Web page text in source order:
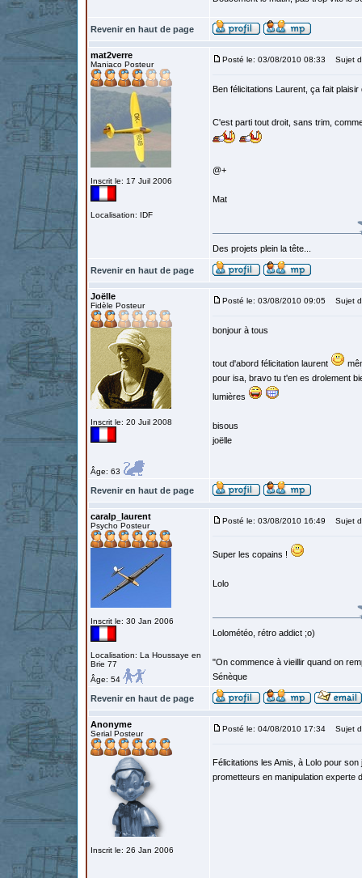
Revenir en haut de page
mat2verre
Maniaco Posteur
Inscrit le: 17 Juil 2006
Localisation: IDF
Posté le: 03/08/2010 08:33 Sujet
Ben félicitations Laurent, ça fait
C'est parti tout droit, sans trim,
@+
Mat
Des projets plein la tête...
Revenir en haut de page
Joëlle
Fidèle Posteur
Inscrit le: 20 Juil 2008
Âge: 63
Posté le: 03/08/2010 09:05 Sujet
bonjour à tous
tout d'abord félicitation laurent
pour isa, bravo tu t'en es drolement
lumières
bisous
joëlle
Revenir en haut de page
caralp_laurent
Psycho Posteur
Inscrit le: 30 Jan 2006
Localisation: La Houssaye en
Brie 77
Âge: 54
Posté le: 03/08/2010 16:49 Sujet
Super les copains !
Lolo
Lolométéo, rétro addict ;o)
"On commence à vieillir quand on
Sénèque
Revenir en haut de page
Anonyme
Serial Posteur
Inscrit le: 26 Jan 2006
Posté le: 04/08/2010 17:34 Sujet
Félicitations les Amis, à Lolo pour
prometteurs en manipulation experte